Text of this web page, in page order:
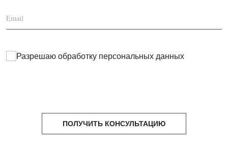
Разрешаю обработку персональных данных
ПОЛУЧИТЬ КОНСУЛЬТАЦИЮ